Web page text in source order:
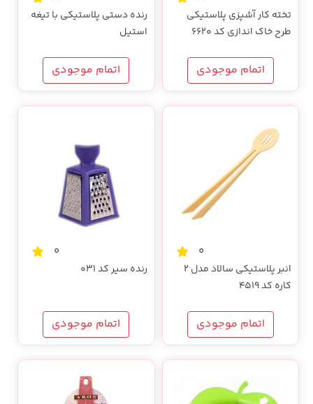
تخته کار آشپزی پلاستیکی
طرح خاک اندازی کد 6620
اتمام موجودی
رنده دستی پلاستیکی با تیغه
استیل
اتمام موجودی
0
انبر پلاستیکی سالاد مدل 2
کاره کد 4519
اتمام موجودی
0
رنده سیر کد 031
اتمام موجودی